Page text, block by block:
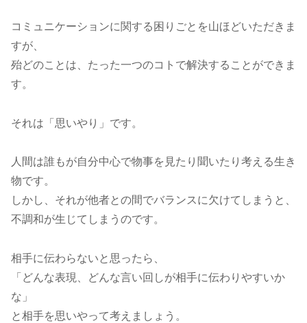
コミュニケーションに関する困りごとを山ほどいただきま
すが、
殆どのことは、たった一つのコトで解決することができま
す。
それは「思いやり」です。
人間は誰もが自分中心で物事を見たり聞いたり考える生き
物です。
しかし、それが他者との間でバランスに欠けてしまうと、
不調和が生じてしまうのです。
相手に伝わらないと思ったら、
「どんな表現、どんな言い回しが相手に伝わりやすいか
な」
と相手を思いやって考えましょう。